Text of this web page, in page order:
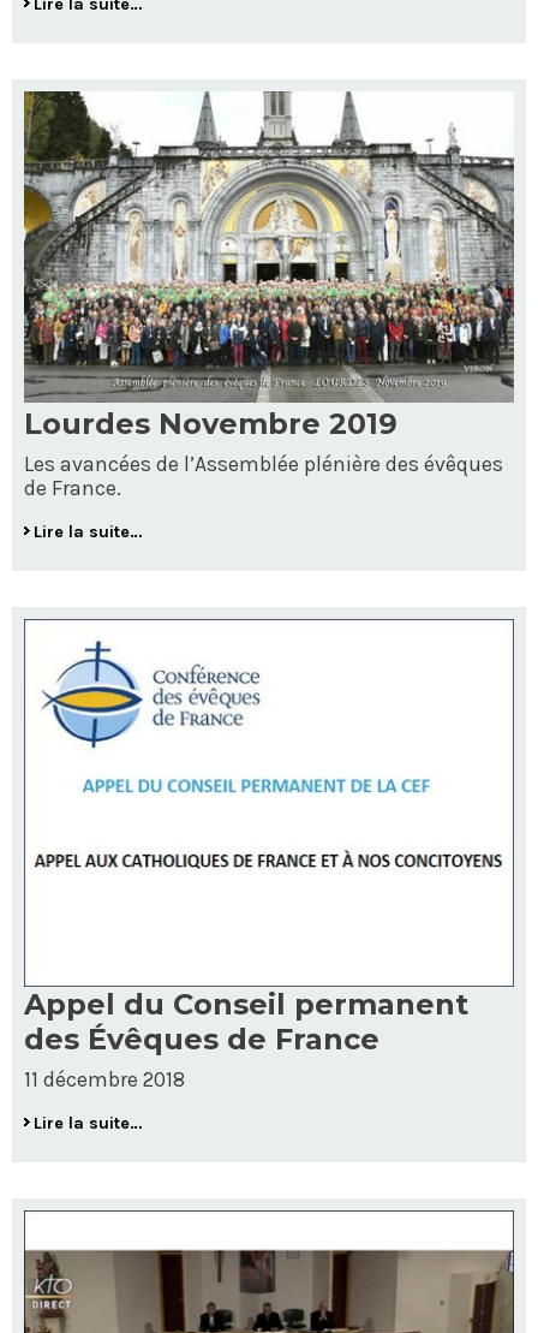
Lourdes Novembre 2019
Les avancées de l’Assemblée plénière des évêques
de France.
Lire la suite…
Appel du Conseil permanent
des Évêques de France
11 décembre 2018
Lire la suite…